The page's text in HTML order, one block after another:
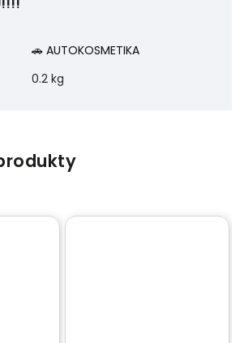
🚗 AUTOKOSMETIKA
0.2 kg